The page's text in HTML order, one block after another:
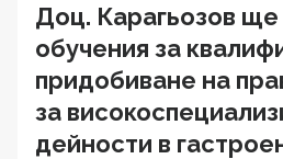
Доц. Карагьозов
обучения за
придобиване на
за
дейности в